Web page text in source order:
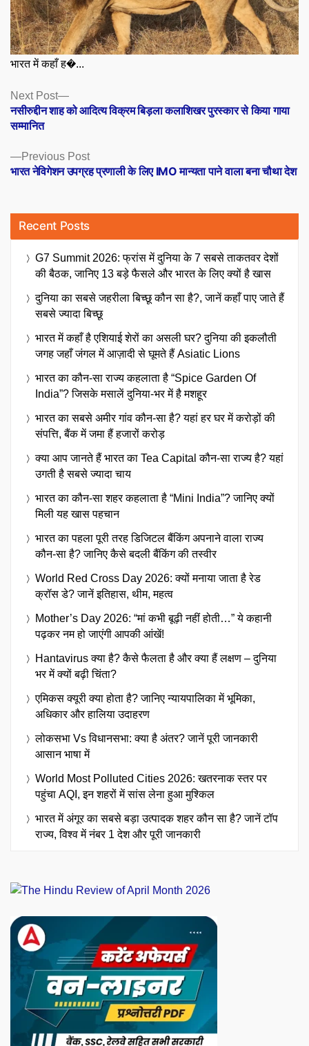
भारत में कहाँ ह�...
Posts
navigation
Previous PostPrevious
post:
भारत नेविगेशन उपग्रह प्रणाली के लिए IMO मान्यता पाने वाला बना चौथा देश
Next Post
Next
post:
नसीरुद्दीन शाह को आदित्य विक्रम बिड़ला कलाशिखर पुरस्कार से किया गाया
सम्मानित
Recent Posts
G7 Summit 2026: फ्रांस में दुनिया के 7 सबसे ताकतवर देशों
की बैठक, जानिए 13 बड़े फैसले और भारत के लिए क्यों है खास
दुनिया का सबसे जहरीला बिच्छू कौन सा है?, जानें कहाँ पाए जाते हैं
सबसे ज्यादा बिच्छू
भारत में कहाँ है एशियाई शेरों का असली घर? दुनिया की इकलौती
जगह जहाँ जंगल में आज़ादी से घूमते हैं Asiatic Lions
भारत का कौन-सा राज्य कहलाता है “Spice Garden Of
India”? जिसके मसालें दुनिया-भर में है मशहूर
भारत का सबसे अमीर गांव कौन-सा है? यहां हर घर में करोड़ों की
संपत्ति, बैंक में जमा हैं हजारों करोड़
क्या आप जानते हैं भारत का Tea Capital कौन-सा राज्य है? यहां
उगती है सबसे ज्यादा चाय
भारत का कौन-सा शहर कहलाता है “Mini India”? जानिए क्यों
मिली यह खास पहचान
भारत का पहला पूरी तरह डिजिटल बैंकिंग अपनाने वाला राज्य
कौन-सा है? जानिए कैसे बदली बैंकिंग की तस्वीर
World Red Cross Day 2026: क्यों मनाया जाता है रेड
क्रॉस डे? जानें इतिहास, थीम, महत्व
Mother’s Day 2026: “मां कभी बूढ़ी नहीं होती…” ये कहानी
पढ़कर नम हो जाएंगी आपकी आंखें!
Hantavirus क्या है? कैसे फैलता है और क्या हैं लक्षण – दुनिया
भर में क्यों बढ़ी चिंता?
एमिकस क्यूरी क्या होता है? जानिए न्यायपालिका में भूमिका,
अधिकार और हालिया उदाहरण
लोकसभा Vs विधानसभा: क्या है अंतर? जानें पूरी जानकारी
आसान भाषा में
World Most Polluted Cities 2026: खतरनाक स्तर पर
पहुंचा AQI, इन शहरों में सांस लेना हुआ मुश्किल
भारत में अंगूर का सबसे बड़ा उत्पादक शहर कौन सा है? जानें टॉप
राज्य, विश्व में नंबर 1 देश और पूरी जानकारी